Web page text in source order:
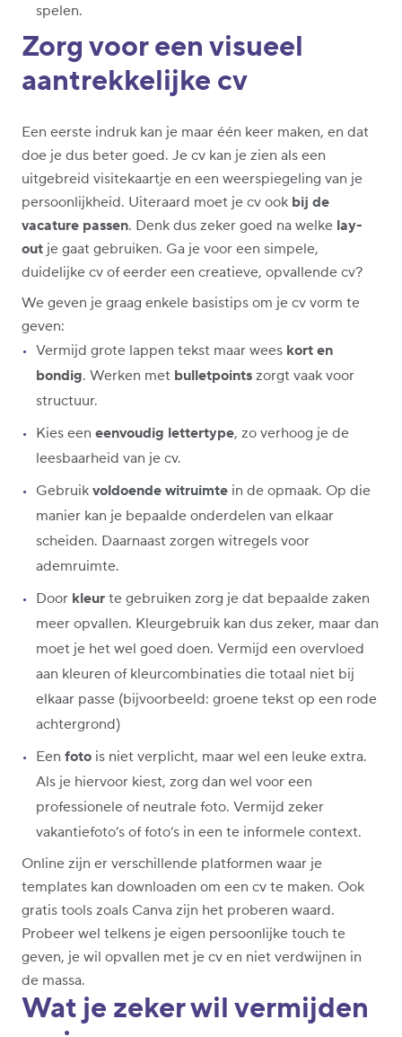
spelen.
Zorg voor een visueel
aantrekkelijke cv
Een eerste indruk kan je maar één keer maken, en dat
doe je dus beter goed. Je cv kan je zien als een
uitgebreid visitekaartje en een weerspiegeling van je
persoonlijkheid. Uiteraard moet je cv ook bij de
vacature passen. Denk dus zeker goed na welke lay-
out je gaat gebruiken. Ga je voor een simpele,
duidelijke cv of eerder een creatieve, opvallende cv?
We geven je graag enkele basistips om je cv vorm te
geven:
Vermijd grote lappen tekst maar wees kort en
bondig. Werken met bulletpoints zorgt vaak voor
structuur.
Kies een eenvoudig lettertype, zo verhoog je de
leesbaarheid van je cv.
Gebruik voldoende witruimte in de opmaak. Op die
manier kan je bepaalde onderdelen van elkaar
scheiden. Daarnaast zorgen witregels voor
ademruimte.
Door kleur te gebruiken zorg je dat bepaalde zaken
meer opvallen. Kleurgebruik kan dus zeker, maar dan
moet je het wel goed doen. Vermijd een overvloed
aan kleuren of kleurcombinaties die totaal niet bij
elkaar passe (bijvoorbeeld: groene tekst op een rode
achtergrond)
Een foto is niet verplicht, maar wel een leuke extra.
Als je hiervoor kiest, zorg dan wel voor een
professionele of neutrale foto. Vermijd zeker
vakantiefoto’s of foto’s in een te informele context.
Online zijn er verschillende platformen waar je
templates kan downloaden om een cv te maken. Ook
gratis tools zoals Canva zijn het proberen waard.
Probeer wel telkens je eigen persoonlijke touch te
geven, je wil opvallen met je cv en niet verdwijnen in
de massa.
Wat je zeker wil vermijden